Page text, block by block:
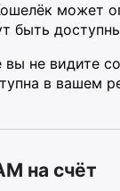
может
быть
вы не видите
в вашем
на счёт